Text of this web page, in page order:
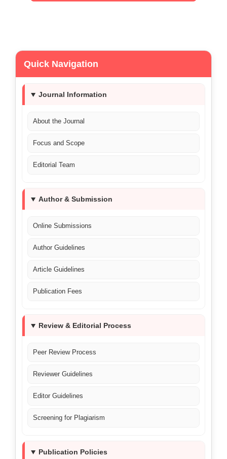
Quick Navigation
Journal Information
About the Journal
Focus and Scope
Editorial Team
Author & Submission
Online Submissions
Author Guidelines
Article Guidelines
Publication Fees
Review & Editorial Process
Peer Review Process
Reviewer Guidelines
Editor Guidelines
Screening for Plagiarism
Publication Policies